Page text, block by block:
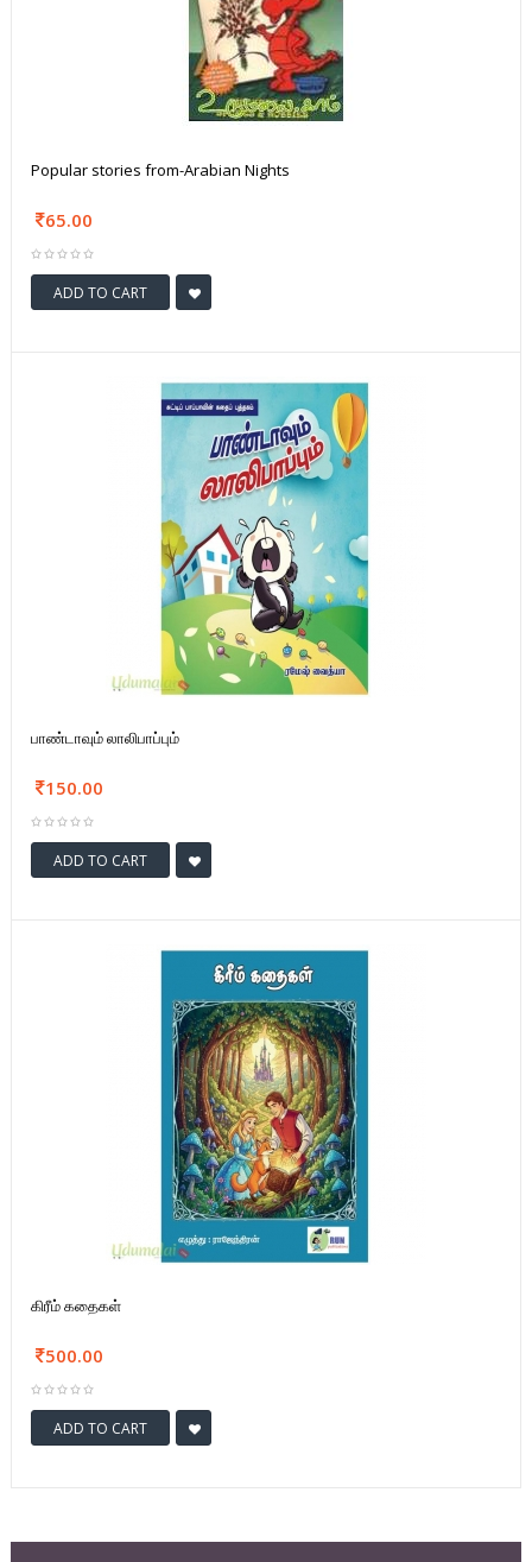
Popular stories from-Arabian Nights
65.00
ADD TO CART
பாண்டாவும் லாலிபாப்பும்
150.00
ADD TO CART
கிரீம் கதைகள்
500.00
ADD TO CART